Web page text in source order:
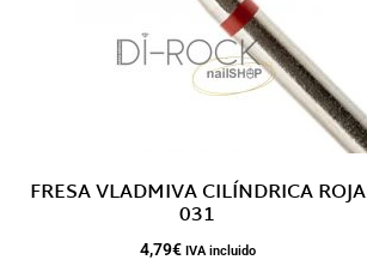
FRESA VLADMIVA CILÍNDRICA ROJA
031
4,79€ IVA incluido